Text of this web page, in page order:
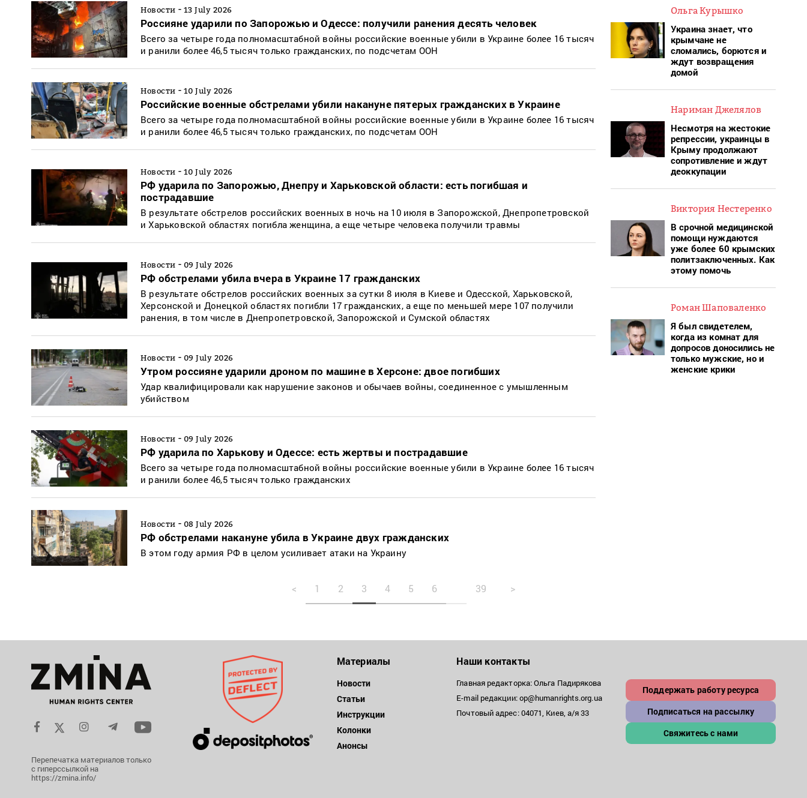
Новости - 13 July 2026
Россияне ударили по Запорожью и Одессе: получили ранения десять человек
Всего за четыре года полномасштабной войны российские военные убили в Украине более 16 тысяч
и ранили более 46,5 тысяч только гражданских, по подсчетам ООН
Новости - 10 July 2026
Российские военные обстрелами убили накануне пятерых гражданских в Украине
Всего за четыре года полномасштабной войны российские военные убили в Украине более 16 тысяч
и ранили более 46,5 тысяч только гражданских, по подсчетам ООН
Новости - 10 July 2026
РФ ударила по Запорожью, Днепру и Харьковской области: есть погибшая и
пострадавшие
В результате обстрелов российских военных в ночь на 10 июля в Запорожской, Днепропетровской
и Харьковской областях погибла женщина, а еще четыре человека получили травмы
Новости - 09 July 2026
РФ обстрелами убила вчера в Украине 17 гражданских
В результате обстрелов российских военных за сутки 8 июля в Киеве и Одесской, Харьковской,
Херсонской и Донецкой областях погибли 17 гражданских, а еще по меньшей мере 107 получили
ранения, в том числе в Днепропетровской, Запорожской и Сумской областях
Новости - 09 July 2026
Утром россияне ударили дроном по машине в Херсоне: двое погибших
Удар квалифицировали как нарушение законов и обычаев войны, соединенное с умышленным
убийством
Новости - 09 July 2026
РФ ударила по Харькову и Одессе: есть жертвы и пострадавшие
Всего за четыре года полномасштабной войны российские военные убили в Украине более 16 тысяч
и ранили более 46,5 тысяч только гражданских
Новости - 08 July 2026
РФ обстрелами накануне убила в Украине двух гражданских
В этом году армия РФ в целом усиливает атаки на Украину
Ольга Курышко
Украина знает, что
крымчане не
сломались, борются и
ждут возвращения
домой
Нариман Джелялов
Несмотря на жестокие
репрессии, украинцы в
Крыму продолжают
сопротивление и ждут
деоккупации
Виктория Нестеренко
В срочной медицинской
помощи нуждаются
уже более 60 крымских
политзаключенных. Как
этому помочь
Роман Шаповаленко
Я был свидетелем,
когда из комнат для
допросов доносились не
только мужские, но и
женские крики
< 1 2 3 4 5 6 39 >
Перепечатка материалов только
с гиперссылкой на
https://zmina.info/
Материалы
Новости
Статьи
Инструкции
Колонки
Анонсы
Наши контакты
Главная редакторка: Ольга Падирякова
E-mail редакции: op@humanrights.org.ua
Почтовый адрес: 04071, Киев, а/я 33
Поддержать работу ресурса
Подписаться на рассылку
Свяжитесь с нами